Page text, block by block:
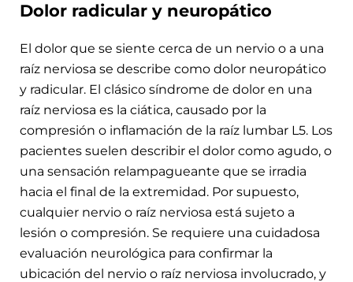
Dolor radicular y neuropático
El dolor que se siente cerca de un nervio o a una
raíz nerviosa se describe como dolor neuropático
y radicular. El clásico síndrome de dolor en una
raíz nerviosa es la ciática, causado por la
compresión o inflamación de la raíz lumbar L5. Los
pacientes suelen describir el dolor como agudo, o
una sensación relampagueante que se irradia
hacia el final de la extremidad. Por supuesto,
cualquier nervio o raíz nerviosa está sujeto a
lesión o compresión. Se requiere una cuidadosa
evaluación neurológica para confirmar la
ubicación del nervio o raíz nerviosa involucrado, y